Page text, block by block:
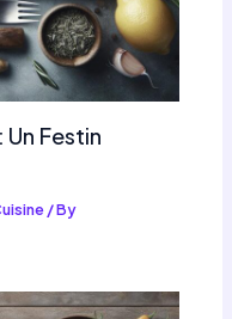
Un Festin
/ By